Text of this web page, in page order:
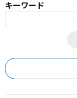
キーワード